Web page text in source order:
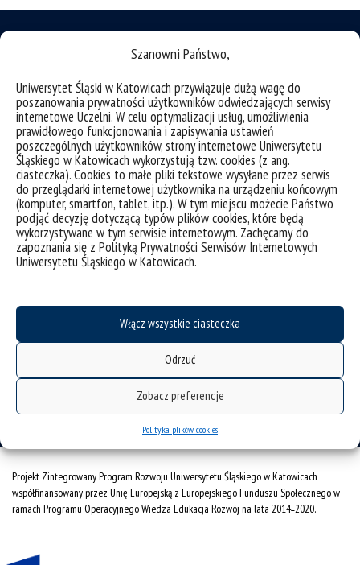
Szanowni Państwo,
Uniwersytet Śląski w Katowicach przywiązuje dużą wagę do
poszanowania prywatności użytkowników odwiedzających serwisy
internetowe Uczelni. W celu optymalizacji usług, umożliwienia
prawidłowego funkcjonowania i zapisywania ustawień
poszczególnych użytkowników, strony internetowe Uniwersytetu
Śląskiego w Katowicach wykorzystują tzw. cookies (z ang.
ciasteczka). Cookies to małe pliki tekstowe wysyłane przez serwis
do przeglądarki internetowej użytkownika na urządzeniu końcowym
(komputer, smartfon, tablet, itp.). W tym miejscu możecie Państwo
podjąć decyzję dotyczącą typów plików cookies, które będą
wykorzystywane w tym serwisie internetowym. Zachęcamy do
zapoznania się z Polityką Prywatności Serwisów Internetowych
Uniwersytetu Śląskiego w Katowicach.
Włącz wszystkie ciasteczka
Odrzuć
Zobacz preferencje
Polityka plików cookies
deklaracja dostępności
mapa strony
struktura uczelni
organizacja roku akademickiego
RODO
gadżety UŚ
Instytut Socjologii
ul. Bankowa 11
tel./fax +48 32 359 21 30
Projekt Zintegrowany Program Rozwoju Uniwersytetu Śląskiego w Katowicach
współfinansowany przez Unię Europejską z Europejskiego Funduszu Społecznego w
ramach Programu Operacyjnego Wiedza Edukacja Rozwój na lata 2014˗2020.